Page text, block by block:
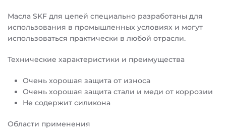
Масла SKF для цепей специально разработаны для
использования в промышленных условиях и могут
использоваться практически в любой отрасли.
Технические характеристики и преимущества
Очень хорошая защита от износа
Очень хорошая защита стали и меди от коррозии
Не содержит силикона
Области применения